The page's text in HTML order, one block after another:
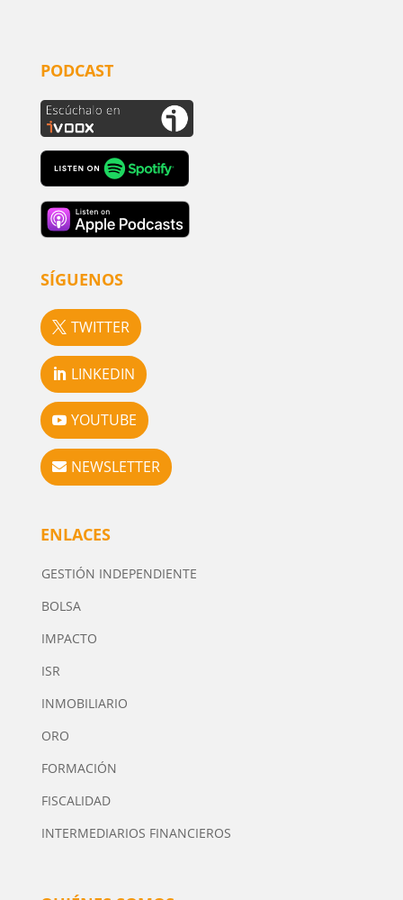
PODCAST
SÍGUENOS
TWITTER
LINKEDIN
YOUTUBE
NEWSLETTER
ENLACES
GESTIÓN INDEPENDIENTE
BOLSA
IMPACTO
ISR
INMOBILIARIO
ORO
FORMACIÓN
FISCALIDAD
INTERMEDIARIOS FINANCIEROS